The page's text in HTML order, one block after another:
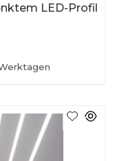
LED-Profil